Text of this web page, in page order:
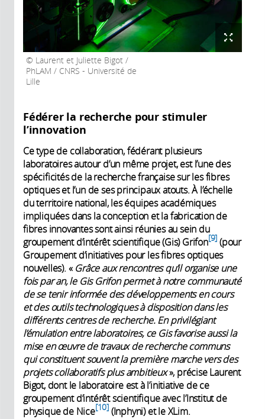
Laurent et Juliette Bigot /
PhLAM / CNRS - Université de
Lille
Fédérer la recherche pour stimuler
l’innovation
Ce type de collaboration, fédérant plusieurs
laboratoires autour d’un même projet, est l’une des
spécificités de la recherche française sur les fibres
optiques et l’un de ses principaux atouts. À l’échelle
du territoire national, les équipes académiques
impliquées dans la conception et la fabrication de
fibres innovantes sont ainsi réunies au sein du
groupement d’intérêt scientifique (Gis) Grifon 9 (pour
Groupement d’initiatives pour les fibres optiques
nouvelles). « Grâce aux rencontres qu’il organise une
fois par an, le Gis Grifon permet à notre communauté
de se tenir informée des développements en cours
et des outils technologiques à disposition dans les
différents centres de recherche. En privilégiant
l’émulation entre laboratoires, ce Gis favorise aussi la
mise en œuvre de travaux de recherche communs
qui constituent souvent la première marche vers des
projets collaboratifs plus ambitieux», précise Laurent
Bigot, dont le laboratoire est à l’initiative de ce
groupement d’intérêt scientifique avec l’Institut de
physique de Nice 10 (Inphyni) et le XLim.